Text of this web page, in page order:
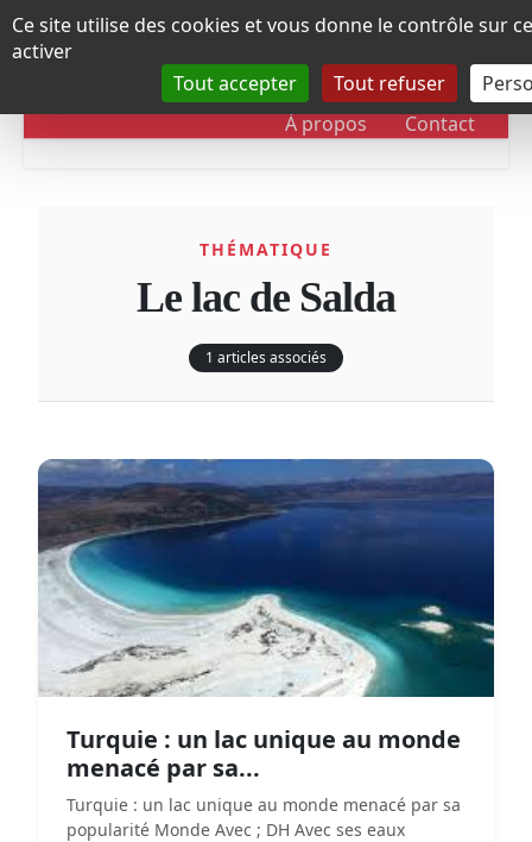
Panneau de gestion des cookies
Ce site utilise des cookies et vous donne le contrôle sur
activer
Tout accepter
Tout refuser
DOSSIERS CHRONOLOGIE
À propos Contact
THÉMATIQUE
Le lac de Salda
1 articles associés
Turquie : un lac unique au monde
menacé par sa...
Turquie : un lac unique au monde menacé par sa
popularité Monde Avec ; DH Avec ses eaux